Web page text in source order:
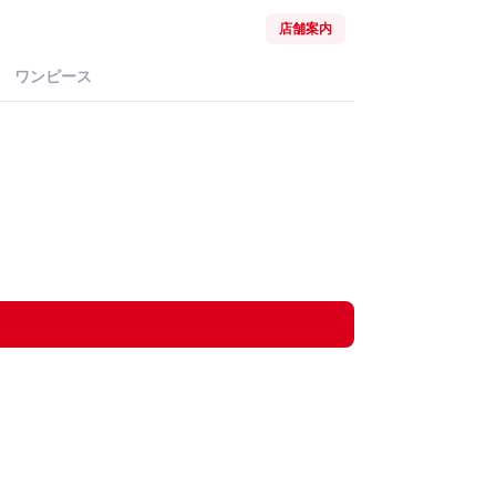
店舗案内
ワンピース